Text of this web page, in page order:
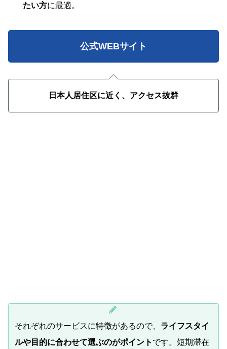
たい方に最適。
公式WEBサイト
日本人居住区に近く、アクセス抜群
それぞれのサービスに特徴があるので、 ライフスタイ
ルや目的に合わせて選ぶのがポイント です。短期滞在